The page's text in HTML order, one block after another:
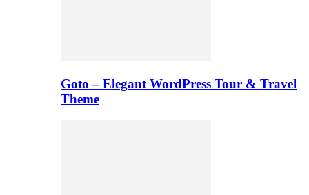
Goto – Elegant WordPress Tour & Travel
Theme